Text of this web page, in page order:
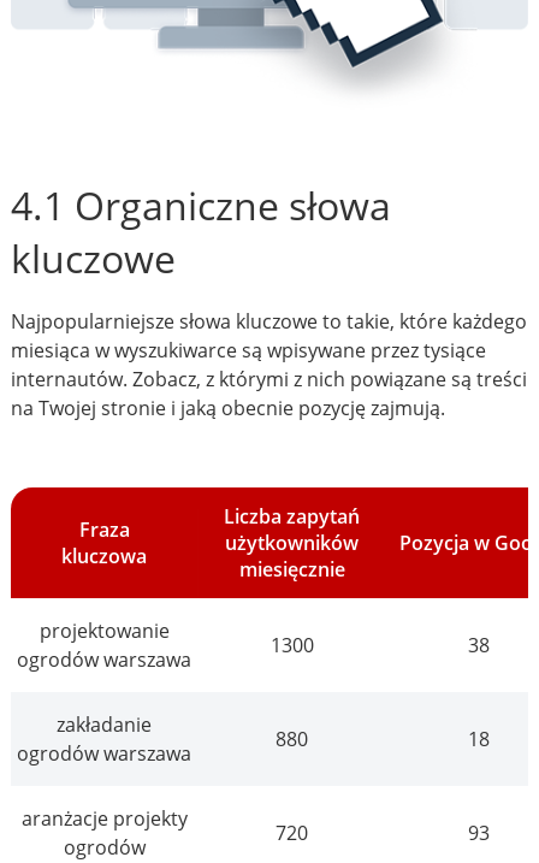
4.1 Organiczne słowa
kluczowe
Najpopularniejsze słowa kluczowe to takie, które każdego
miesiąca w wyszukiwarce są wpisywane przez tysiące
internautów. Zobacz, z którymi z nich powiązane są treści
na Twojej stronie i jaką obecnie pozycję zajmują.
Fraza
kluczowa
Liczba zapytań
użytkowników
miesięcznie
Pozycja w
projektowanie
ogrodów warszawa
1300 38
zakładanie
ogrodów warszawa
880 18
aranżacje projekty
ogrodów
720 93